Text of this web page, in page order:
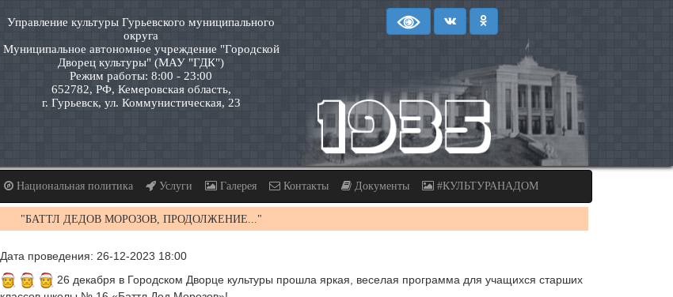
Управление культуры Гурьевского муниципального
округа
Муниципальное автономное учреждение "Городской
Дворец культуры" (МАУ "ГДК")
Режим работы: 8:00 - 23:00
652782, РФ, Кемеровская область,
г. Гурьевск, ул. Коммунистическая, 23
Национальная политика Услуги Галерея Контакты Документы #КУЛЬТУРАНАДОМ
"БАТТЛ ДЕДОВ МОРОЗОВ, ПРОДОЛЖЕНИЕ..."
Дата проведения: 26-12-2023 18:00
26 декабря в Городском Дворце культуры прошла яркая, веселая программа для учащихся старших